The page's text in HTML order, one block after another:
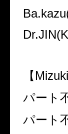
【
パート
パート